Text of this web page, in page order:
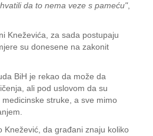
da to nema veze s pameću",
Kneževića, za sada postupaju
su donesene na zakonit
BiH je rekao da može da
ali pod uslovom da su
struke, a sve mimo
Knežević, da građani znaju koliko